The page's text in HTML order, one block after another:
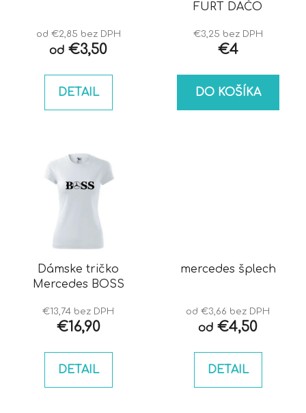
od €2,85 bez DPH
od €3,50
DETAIL
FURT DAČO
€3,25 bez DPH
€4
DO KOŠÍKA
Dámske tričko
Mercedes BOSS
€13,74 bez DPH
€16,90
DETAIL
mercedes šplech
od €3,66 bez DPH
od €4,50
DETAIL